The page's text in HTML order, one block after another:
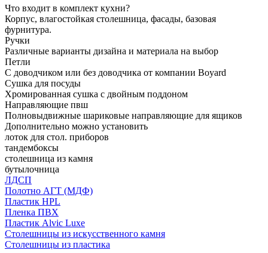
Что входит в комплект кухни?
Корпус, влагостойкая столешница, фасады, базовая
фурнитура.
Ручки
Различные варианты дизайна и материала на выбор
Петли
С доводчиком или без доводчика от компании Boyard
Сушка для посуды
Хромированная сушка с двойным поддоном
Направляющие пвш
Полновыдвижные шариковые направляющие для ящиков
Дополнительно можно установить
лоток для стол. приборов
тандембоксы
столешница из камня
бутылочница
ЛДСП
Полотно АГТ (МДФ)
Пластик HPL
Пленка ПВХ
Пластик Alvic Luxe
Столешницы из искусственного камня
Столешницы из пластика